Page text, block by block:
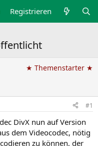
Registrieren
★ Themenstarter ★
#1
DivX nun auf Version
dem Videocodec, nötig
zu können, der